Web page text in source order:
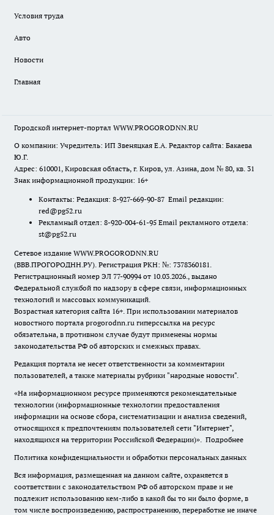
Условия труда
Авто
Новости
Главная
Городской интернет-портал WWW.PROGORODNN.RU
О компании: Учредитель: ИП Звеняцкая Е.А. Редактор сайта: Бакаева
Ю.Г.
Адрес: 610001, Кировская область, г. Киров, ул. Азина, дом № 80, кв. 31
Знак информационной продукции: 16+
Контакты: Редакция: 8-927-669-90-87 Email редакции:
red@pg52.ru
Рекламный отдел: 8-920-004-61-95 Email рекламного отдела:
st@pg52.ru
Сетевое издание WWW.PROGORODNN.RU
(ВВВ.ПРОГОРОДНН.РУ). Регистрация РКН: №: 7378360181.
Регистрационный номер ЭЛ 77-90994 от 10.03.2026., выдано
Федеральной службой по надзору в сфере связи, информационных
технологий и массовых коммуникаций.
Возрастная категория сайта 16+. При использовании материалов
новостного портала progorodnn.ru гиперссылка на ресурс
обязательна, в противном случае будут применены нормы
законодательства РФ об авторских и смежных правах.
Редакция портала не несет ответственности за комментарии
пользователей, а также материалы рубрики "народные новости".
«На информационном ресурсе применяются рекомендательные
технологии (информационные технологии предоставления
информации на основе сбора, систематизации и анализа сведений,
относящихся к предпочтениям пользователей сети "Интернет",
находящихся на территории Российской Федерации)». Подробнее
Политика конфиденциальности и обработки персональных данных
Вся информация, размещенная на данном сайте, охраняется в
соответствии с законодательством РФ об авторском праве и не
подлежит использованию кем-либо в какой бы то ни было форме, в
том числе воспроизведению, распространению, переработке не иначе